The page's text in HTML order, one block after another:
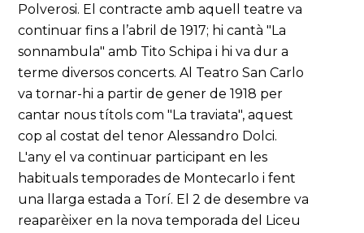
Polverosi. El contracte amb aquell teatre va
continuar fins a l’abril de 1917; hi cantà "La
sonnambula" amb Tito Schipa i hi va dur a
terme diversos concerts. Al Teatro San Carlo
va tornar-hi a partir de gener de 1918 per
cantar nous títols com "La traviata", aquest
cop al costat del tenor Alessandro Dolci.
L'any el va continuar participant en les
habituals temporades de Montecarlo i fent
una llarga estada a Torí. El 2 de desembre va
reaparèixer en la nova temporada del Liceu